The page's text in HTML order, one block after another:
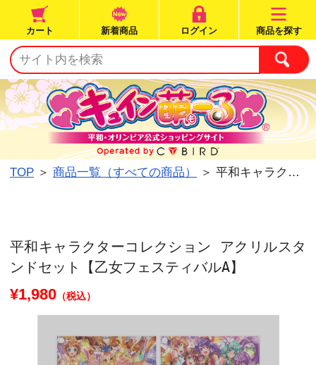
カート 新着商品 ログイン
TOP＞商品一覧（すべての商品）＞ 平和キャラクタ
平和キャラクターコレクショ